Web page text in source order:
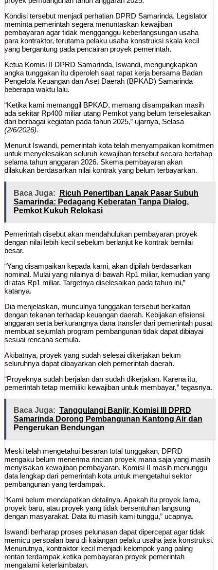
Kondisi tersebut menjadi perhatian DPRD Samarinda. Legislator
meminta pemerintah segera menuntaskan kewajiban
pembayaran agar tidak mengganggu keberlangsungan usaha
para kontraktor, terutama pelaku usaha konstruksi skala kecil
yang bergantung pada pencairan proyek pemerintah.
Ketua Komisi II DPRD Samarinda, Iswandi, mengungkapkan
angka tunggakan itu diperoleh saat rapat kerja bersama Badan
Pengelola Keuangan dan Aset Daerah (BPKAD) Samarinda
beberapa waktu lalu.
“Ketika kami memanggil BPKAD, memang disampaikan masih
ada sekitar Rp400 miliar utang Pemkot yang belum terselesaikan
dari berbagai kegiatan pada tahun 2025,” ujarnya, Selasa
(2/6/2026).
Menurut Iswandi, pemerintah kota telah menyampaikan komitmen
untuk menyelesaikan seluruh kewajiban tersebut secara bertahap
selama tahun anggaran 2026. Skema pembayaran akan
dilakukan berdasarkan nilai kontrak yang belum terbayarkan.
Baca Juga:
Ricuh Penertiban Lapak Pasar Subuh
Samarinda: Pedagang Keberatan Tanpa Dialog,
Pemkot Kukuh Relokasi
Pemerintah disebut akan mendahulukan pembayaran proyek
dengan nilai lebih kecil sebelum berlanjut ke kontrak bernilai
besar.
“Yang disampaikan kepada kami, akan dipilah berdasarkan
nominal. Mulai yang nilainya di bawah Rp1 miliar, kemudian yang
di atas Rp1 miliar. Targetnya diselesaikan pada tahun ini,”
katanya.
Dia menjelaskan, munculnya tunggakan tersebut berkaitan
dengan tekanan terhadap keuangan daerah. Kebijakan efisiensi
anggaran serta berkurangnya dana transfer dari pemerintah pusat
membuat sejumlah program pembangunan tidak dapat dibiayai
sesuai rencana semula.
Akibatnya, proyek yang sudah selesai dikerjakan belum
seluruhnya dapat dibayarkan oleh pemerintah daerah.
“Proyeknya sudah berjalan dan sudah dikerjakan. Karena itu,
pemerintah tetap memiliki kewajiban untuk membayar,” tegasnya.
Baca Juga: Tanggulangi Banjir, Komisi III DPRD
Samarinda Dorong Pembangunan Kantong Air dan
Pengerukan Bendungan
Meski telah mengetahui besaran total tunggakan, DPRD
mengaku belum menerima rincian proyek mana saja yang masih
menyisakan kewajiban pembayaran. Komisi II masih menunggu
data lengkap dari pemerintah kota untuk mengetahui sektor
pembangunan yang terdampak.
“Kami belum mendapatkan detailnya. Apakah itu proyek lama,
proyek baru, atau proyek yang tidak bersentuhan langsung
dengan masyarakat. Data itu masih kami tunggu,” ucapnya.
Iswandi berharap proses pelunasan dapat dipercepat agar tidak
memicu persoalan baru di kalangan pelaku usaha jasa konstruksi.
Menurutnya, kontraktor kecil menjadi kelompok yang paling
rentan terdampak ketika pembayaran proyek pemerintah
mengalami keterlambatan.